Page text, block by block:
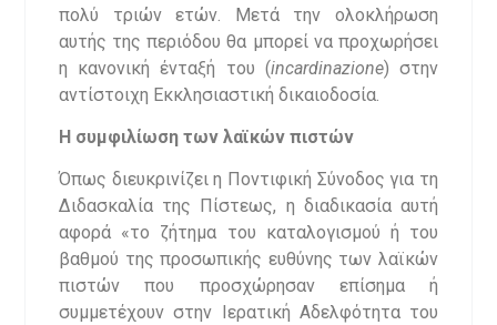
πολύ τριών ετών. Μετά την ολοκλήρωση
αυτής της περιόδου θα μπορεί να προχωρήσει
η κανονική ένταξή του (incardinazione) στην
αντίστοιχη Εκκλησιαστική δικαιοδοσία.
Η συμφιλίωση των λαϊκών πιστών
Όπως διευκρινίζει η Ποντιφική Σύνοδος για τη
Διδασκαλία της Πίστεως, η διαδικασία αυτή
αφορά «το ζήτημα του καταλογισμού ή του
βαθμού της προσωπικής ευθύνης των λαϊκών
πιστών που προσχώρησαν επίσημα ή
συμμετέχουν στην Ιερατική Αδελφότητα του